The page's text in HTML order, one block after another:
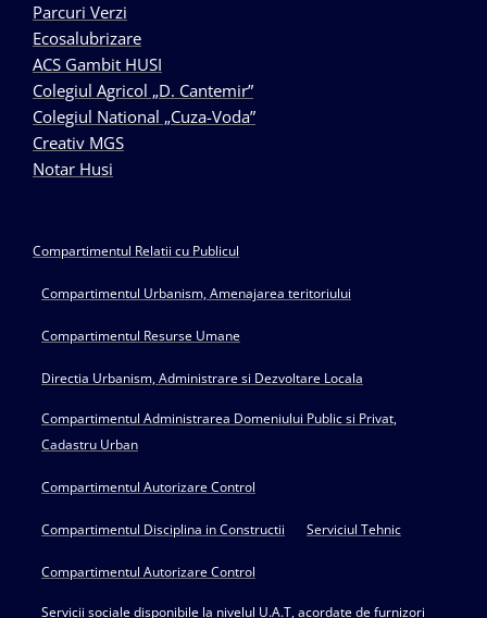
Parcuri Verzi
Ecosalubrizare
ACS Gambit HUSI
Colegiul Agricol „D. Cantemir”
Colegiul National „Cuza-Voda”
Creativ MGS
Notar Husi
Compartimentul Relatii cu Publicul
Compartimentul Urbanism, Amenajarea teritoriului
Compartimentul Resurse Umane
Directia Urbanism, Administrare si Dezvoltare Locala
Compartimentul Administrarea Domeniului Public si Privat,
Cadastru Urban
Compartimentul Autorizare Control
Compartimentul Disciplina in Constructii Serviciul Tehnic
Compartimentul Autorizare Control
Servicii sociale disponibile la nivelul U.A.T, acordate de furnizori